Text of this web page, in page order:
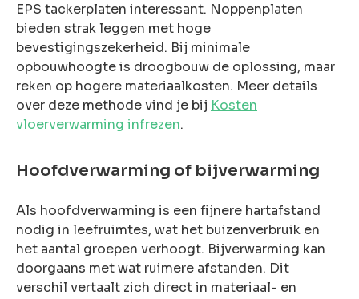
EPS tackerplaten interessant. Noppenplaten
bieden strak leggen met hoge
bevestigingszekerheid. Bij minimale
opbouwhoogte is droogbouw de oplossing, maar
reken op hogere materiaalkosten. Meer details
over deze methode vind je bij Kosten
vloerverwarming infrezen.
Hoofdverwarming of bijverwarming
Als hoofdverwarming is een fijnere hartafstand
nodig in leefruimtes, wat het buizenverbruik en
het aantal groepen verhoogt. Bijverwarming kan
doorgaans met wat ruimere afstanden. Dit
verschil vertaalt zich direct in materiaal- en